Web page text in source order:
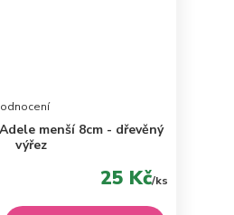
menší 8cm - dřevěný
výřez
25 Kč/ks